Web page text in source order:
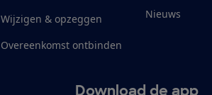
Wijzigen & opzeggen
Overeenkomst ontbinden
Nieuws
Download de app